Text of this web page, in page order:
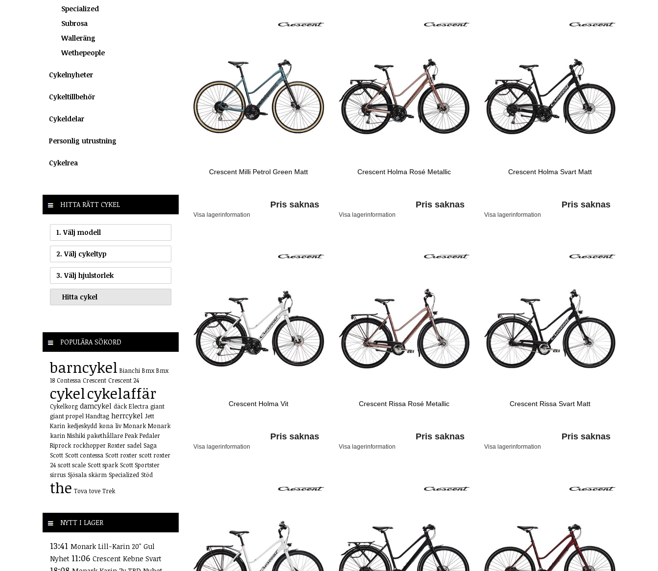
Specialized
Subrosa
Walleräng
Wethepeople
Cykelnyheter
Cykeltillbehör
Cykeldelar
Personlig utrustning
Cykelrea
HITTA RÄTT CYKEL
1. Välj modell
2. Välj cykeltyp
3. Välj hjulstorlek
POPULÄRA SÖKORD
barncykel Bianchi Bmx Bmx
18 Contessa Crescent Crescent 24
cykelcykelaffär
Cykelkorg damcykel däck Electra giant
giant propel Handtag herrcykel Jett
Karin kedjeskydd kona liv Monark Monark
karin Nishiki pakethållare Peak Pedaler
Riprock rockhopper Roxter sadel Saga
Scott Scott contessa Scott roxter scott roxter
24 scott scale Scott spark Scott Sportster
sirrus Sjösala skärm Specialized Stöd
the Tova tove Trek
NYTT I LAGER
13:41 Monark Lill-Karin 20" Gul
Nyhet 11:06 Crescent Kebne Svart
Crescent Milli Petrol Green Matt
Pris saknas
Visa lagerinformation
Crescent Holma Rosé Metallic
Pris saknas
Visa lagerinformation
Crescent Holma Svart Matt
Pris saknas
Visa lagerinformation
Crescent Holma Vit
Pris saknas
Visa lagerinformation
Crescent Rissa Rosé Metallic
Pris saknas
Visa lagerinformation
Crescent Rissa Svart Matt
Pris saknas
Visa lagerinformation